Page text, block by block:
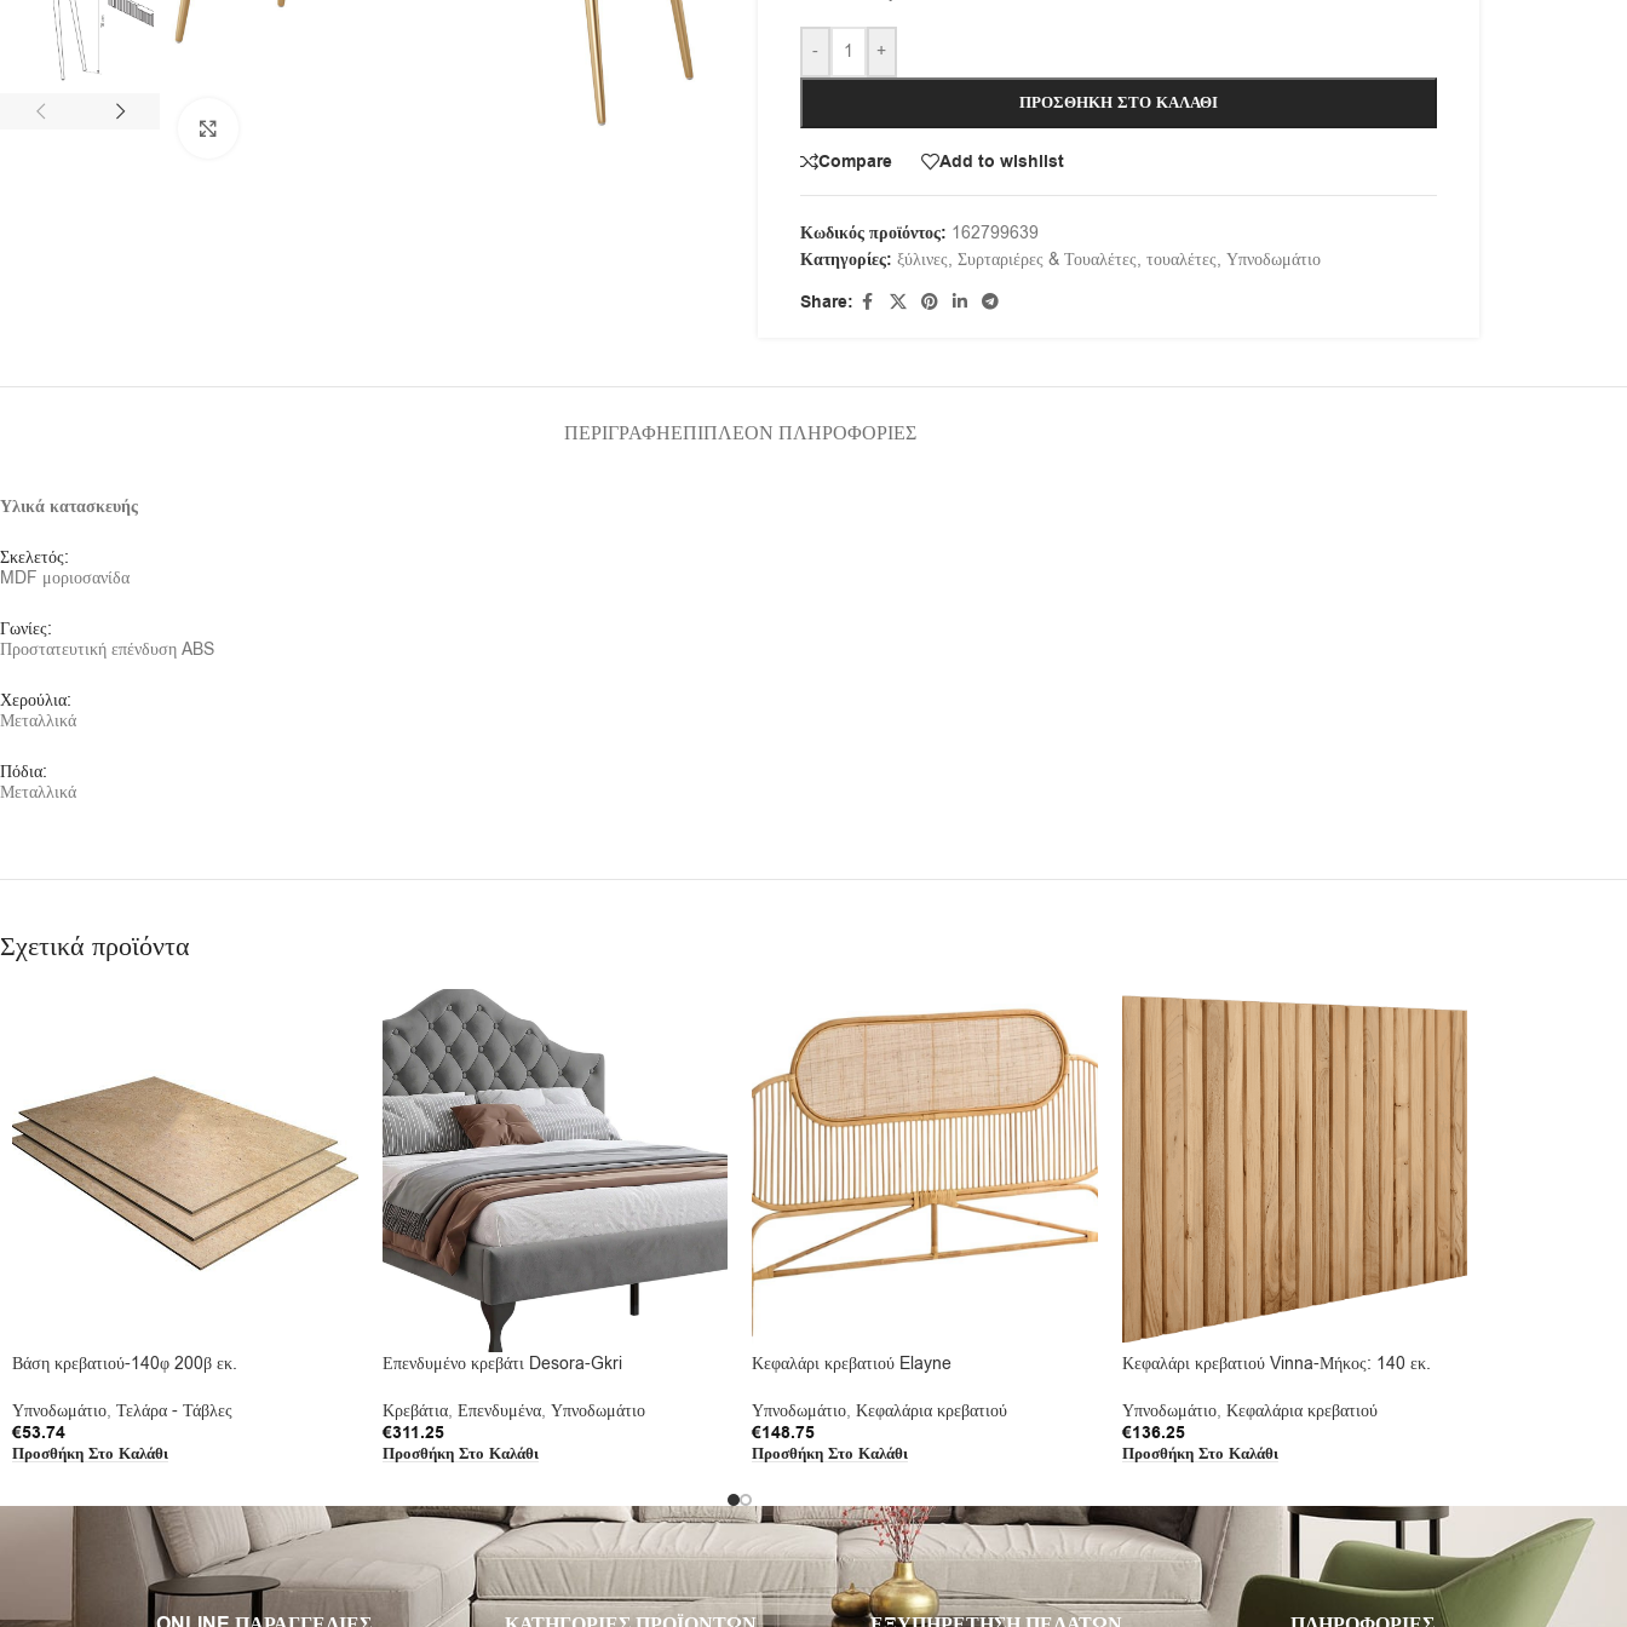
- +
ΠΡΟΣΘΉΚΗ ΣΤΟ ΚΑΛΆΘΙ
Compare Add to wishlist
Κωδικός προϊόντος: 162799639
Κατηγορίες: ξύλινες, Συρταριέρες & Τουαλέτες, τουαλέτες, Υπνοδωμάτιο
Share:
ΠΕΡΙΓΡΑΦΉΕΠΙΠΛΈΟΝ ΠΛΗΡΟΦΟΡΊΕΣ
Υλικά κατασκευής
Σκελετός:
MDF μοριοσανίδα
Γωνίες:
Προστατευτική επένδυση ABS
Χερούλια:
Μεταλλικά
Πόδια:
Μεταλλικά
Σχετικά προϊόντα
Βάση κρεβατιού-140φ 200β εκ.
Υπνοδωμάτιο, Τελάρα - Τάβλες
€53.74
Προσθήκη Στο Καλάθι
Επενδυμένο κρεβάτι Desora-Gkri
Κρεβάτια, Επενδυμένα, Υπνοδωμάτιο
€311.25
Προσθήκη Στο Καλάθι
Κεφαλάρι κρεβατιού Elayne
Υπνοδωμάτιο, Κεφαλάρια κρεβατιού
€148.75
Προσθήκη Στο Καλάθι
Κεφαλάρι κρεβατιού Vinna-Μήκος: 140 εκ.
Υπνοδωμάτιο, Κεφαλάρια κρεβατιού
€136.25
Προσθήκη Στο Καλάθι